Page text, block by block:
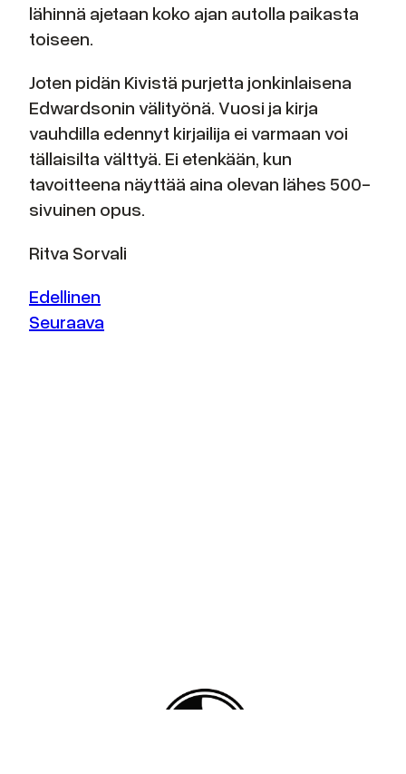
lähinnä ajetaan koko ajan autolla paikasta
toiseen.
Joten pidän Kivistä purjetta jonkinlaisena
Edwardsonin välityönä. Vuosi ja kirja
vauhdilla edennyt kirjailija ei varmaan voi
tällaisilta välttyä. Ei etenkään, kun
tavoitteena näyttää aina olevan lähes 500-
sivuinen opus.
Ritva Sorvali
Edellinen
Seuraava